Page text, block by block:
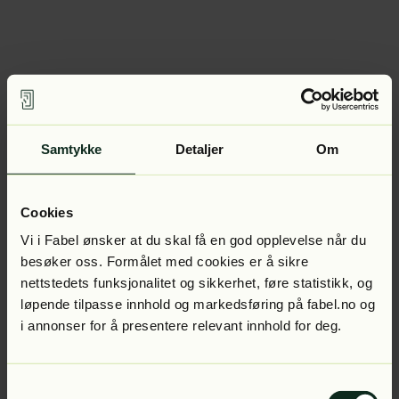
Samtykke Detaljer Om
Cookies
Vi i Fabel ønsker at du skal få en god opplevelse når du
besøker oss. Formålet med cookies er å sikre
nettstedets funksjonalitet og sikkerhet, føre statistikk, og
løpende tilpasse innhold og markedsføring på fabel.no og
i annonser for å presentere relevant innhold for deg.